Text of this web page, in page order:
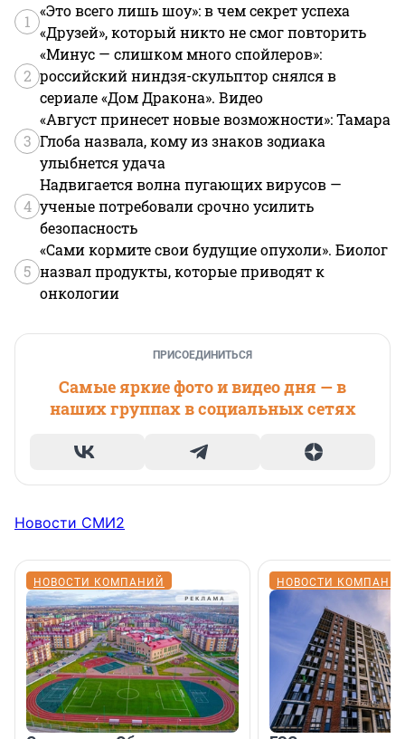
1
«Это всего лишь шоу»: в чем секрет успеха
«Друзей», который никто не смог повторить
2
«Минус — слишком много спойлеров»:
российский ниндзя-скульптор снялся в
сериале «Дом Дракона». Видео
3
«Август принесет новые возможности»: Тамара
Глоба назвала, кому из знаков зодиака
улыбнется удача
4
Надвигается волна пугающих вирусов —
ученые потребовали срочно усилить
безопасность
5
«Сами кормите свои будущие опухоли». Биолог
назвал продукты, которые приводят к
онкологии
ПРИСОЕДИНИТЬСЯ
Самые яркие фото и видео дня — в
наших группах в социальных сетях
Новости СМИ2
НОВОСТИ КОМПАНИЙ НОВОСТИ